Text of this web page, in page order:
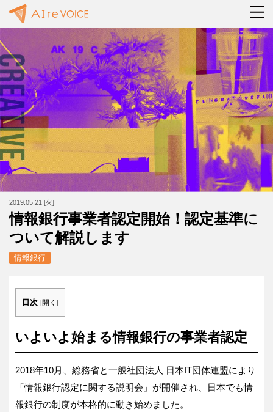
2019.05.21 [火]
情報銀行事業者認定開始！認定基準に
ついて解説します
情報銀行
目次 [開く ]
いよいよ始まる情報銀行の事業者認定
2018年10月、総務省と一般社団法人 日本IT団体連盟により
「情報銀行認定に関する説明会」が開催され、日本でも情
報銀行の制度が本格的に動き始めました。